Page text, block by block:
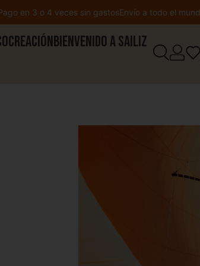
3 o 4 veces sin gastosEnvío a todo el mundoPago
Bienvenido a Sailiz